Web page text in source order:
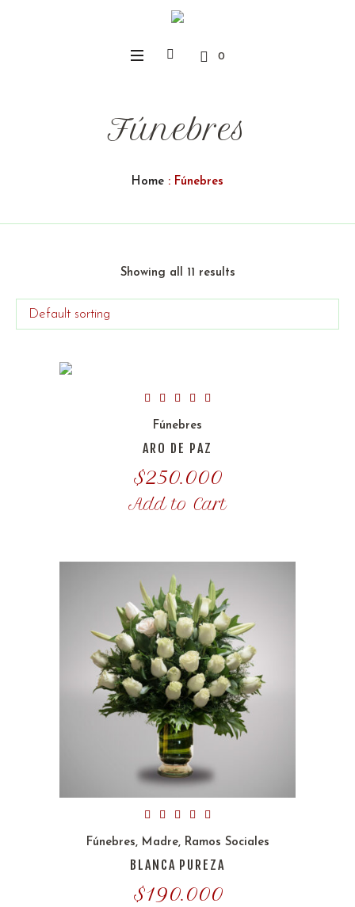
0
Fúnebres
Home : Fúnebres
Showing all 11 results
Fúnebres
ARO DE PAZ
$250.000
Add to Cart
Fúnebres, Madre, Ramos Sociales
BLANCA PUREZA
$190.000